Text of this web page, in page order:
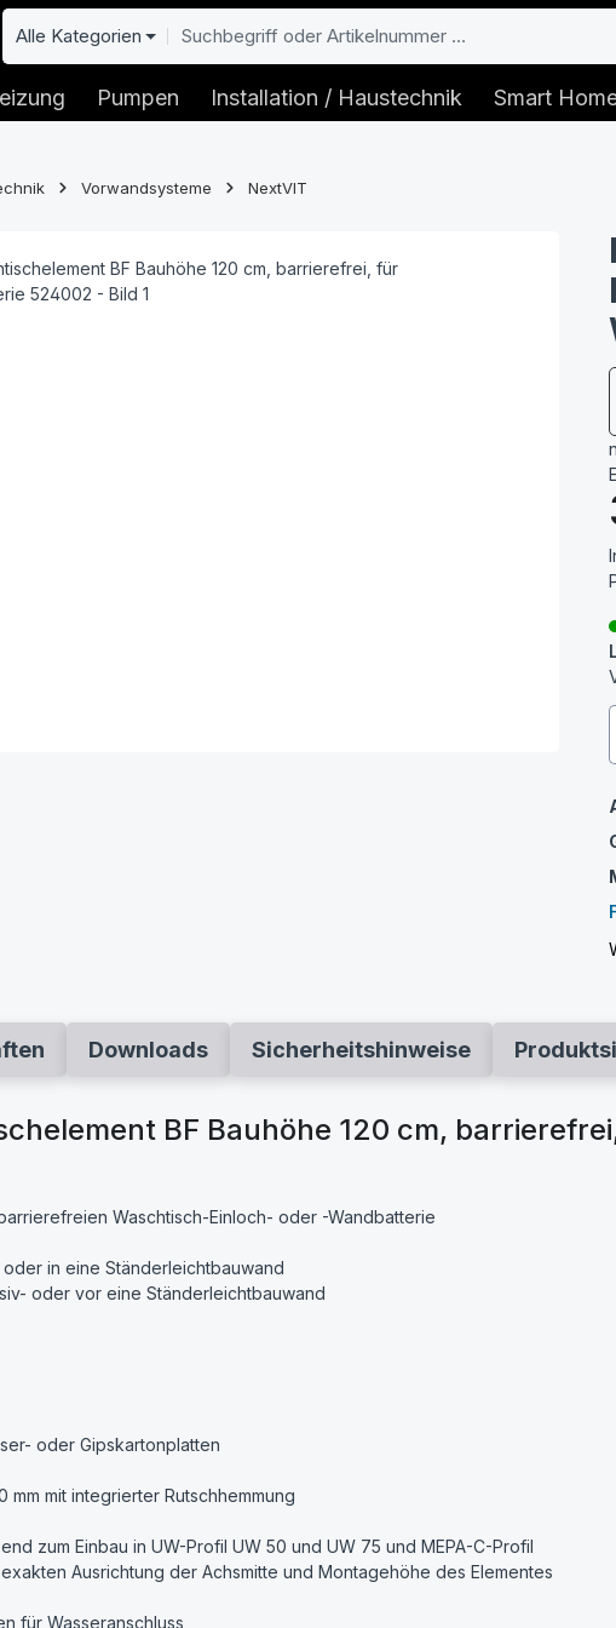
Alle Kategorien
Pumpen Installation / Haustechnik Smart
Vorwandsysteme NextVIT
Downloads Sicherheitshinweise
BF Bauhöhe 120 cm,
Waschtisch-Einloch- oder -Wandbatterie
in eine Ständerleichtbauwand
oder vor eine Ständerleichtbauwand
oder Gipskartonplatten
mit integrierter Rutschhemmung
zum Einbau in UW-Profil UW 50 und UW 75 und MEPA-C-Profil
Ausrichtung der Achsmitte und Montagehöhe des Elementes
für Wasseranschluss